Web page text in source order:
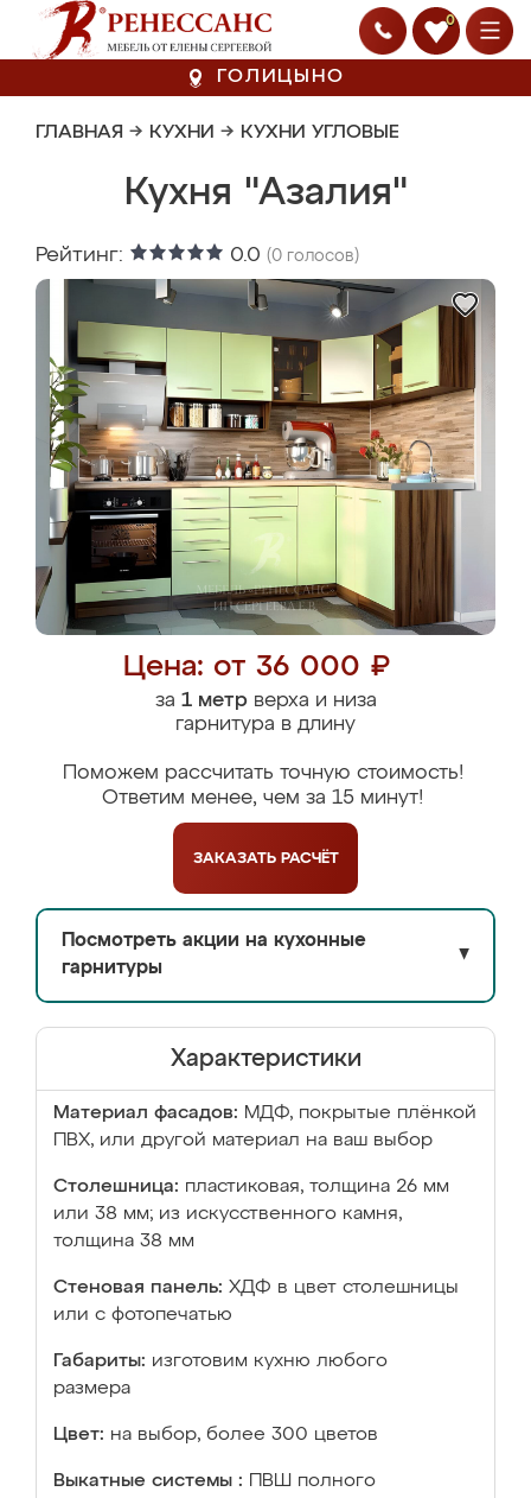
0
ГОЛИЦЫНО
ГЛАВНАЯ → КУХНИ → КУХНИ УГЛОВЫЕ
Кухня "Азалия"
Рейтинг: 0.0 (0 голосов)
Цена: от 36 000 ₽
за 1 метрверха и низа
гарнитура в длину
Поможем рассчитать точную стоимость!
Ответим менее, чем за 15 минут!
ЗАКАЗАТЬ РАСЧЁТ
Посмотреть акции на кухонные
гарнитуры
▼
Характеристики
Материал фасадов: МДФ, покрытые плёнкой
ПВХ, или другой материал на ваш выбор
Столешница: пластиковая, толщина 26 мм
или 38 мм; из искусственного камня,
толщина 38 мм
Стеновая панель: ХДФ в цвет столешницы
или с фотопечатью
Габариты: изготовим кухню любого
размера
Цвет: на выбор, более 300 цветов
Выкатные системы :
ПВШ полного